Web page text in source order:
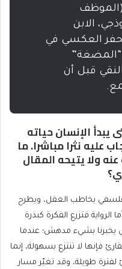
(الموظف
الابن
العكسي في
“المضغة”
قبل أن
يبدأ الإنسان حياته
نثرا مباشرا. ما
عنه ولا يتيحه المقال
يخاطب العقل، ويطرح
فتزرع الفكرة كبذرة
يخبرنا بشيء مدهش؛ عندما
فإنها لا تنتزع بسهولة، إنما
طويلة، وقد تغيّر مسار